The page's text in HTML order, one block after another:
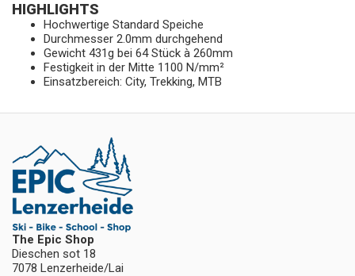
HIGHLIGHTS
Hochwertige Standard Speiche
Durchmesser 2.0mm durchgehend
Gewicht 431g bei 64 Stück à 260mm
Festigkeit in der Mitte 1100 N/mm²
Einsatzbereich: City, Trekking, MTB
The Epic Shop
Dieschen sot 18
7078 Lenzerheide/Lai